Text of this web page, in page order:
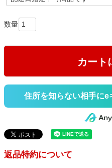
必
カート
住所を知らない相手にe
返品特約について